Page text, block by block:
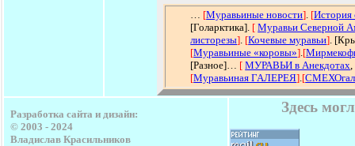
[Муравьиные новости] [История
[Голарктика]. [ Муравьи Северной
листорезы] [Кочевые муравьи] .
[Муравьиные «коровы»] [
[Разное]… [ МУРАВЬИ в Анекдотах
[Муравьиная ГАЛЕРЕЯ] [
Разработка сайта и дизайн:
© 2003 - 2024
Владислав Красильников
Здесь